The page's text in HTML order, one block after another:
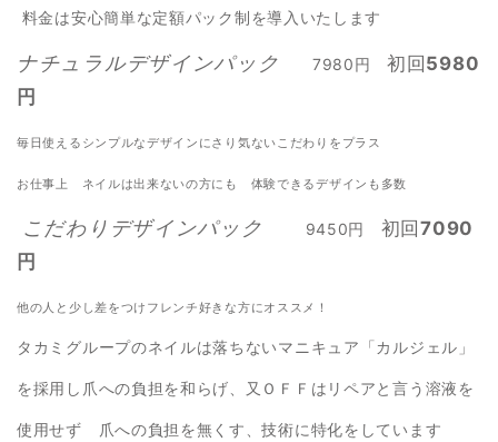
料金は安心簡単な定額パック制を導入いたします
ナチュラルデザインパック 7980円初回 5980
円
毎日使えるシンプルなデザインにさり気ないこだわりをプラス
お仕事上 ネイルは出来ないの方にも 体験できるデザインも多数
こだわりデザインパック 9450円 初回7090
円
他の人と少し差をつけフレンチ好きな方にオススメ！
タカミグループのネイルは落ちないマニキュア「カルジェル」
を採用し爪への負担を和らげ、又ＯＦＦはリペアと言う溶液を
使用せず 爪への負担を無くす、技術に特化をしています